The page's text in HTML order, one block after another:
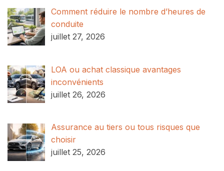
Comment réduire le nombre d’heures de
conduite
juillet 27, 2026
LOA ou achat classique avantages
inconvénients
juillet 26, 2026
Assurance au tiers ou tous risques que
choisir
juillet 25, 2026